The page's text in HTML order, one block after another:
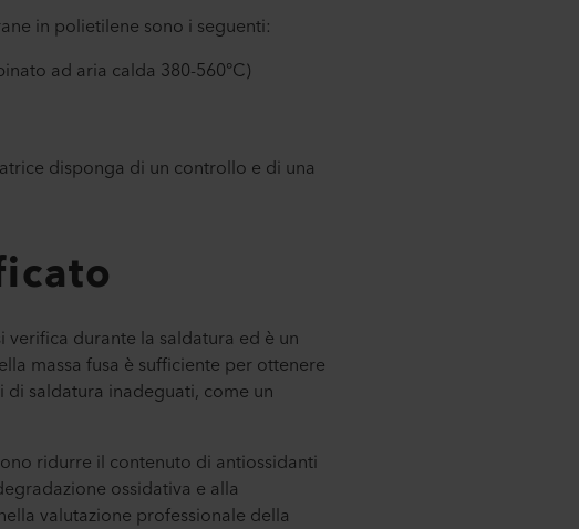
in polietilene sono i seguenti:
ad aria calda 380-560°C)
disponga di un controllo e di una
verifica durante la saldatura ed è un
massa fusa è sufficiente per ottenere
saldatura inadeguati, come un
ridurre il contenuto di antiossidanti
ossidativa e alla
valutazione professionale della